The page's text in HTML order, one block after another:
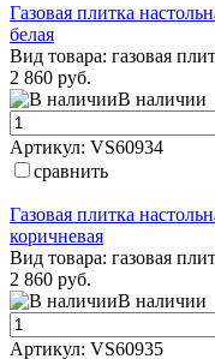
Газовая плитка
белая
Вид товара: газовая
2 860 руб.
В наличии
Артикул: VS60934
сравнить
Газовая плитка
коричневая
Вид товара: газовая
2 860 руб.
В наличии
Артикул: VS60935